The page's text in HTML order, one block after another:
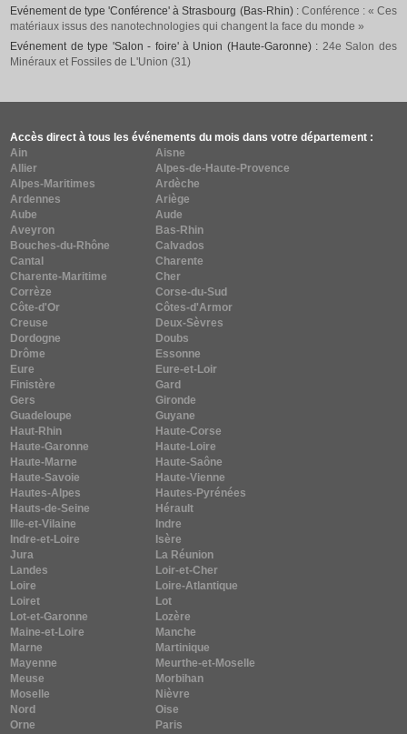
Evénement de type 'Conférence' à Strasbourg (Bas-Rhin) : Conférence : « Ces
matériaux issus des nanotechnologies qui changent la face du monde »
Evénement de type 'Salon - foire' à Union (Haute-Garonne) : 24e Salon des
Minéraux et Fossiles de L'Union (31)
Accès direct à tous les événements du mois dans votre département :
Ain
Aisne
Allier
Alpes-de-Haute-Provence
Alpes-Maritimes
Ardèche
Ardennes
Ariège
Aube
Aude
Aveyron
Bas-Rhin
Bouches-du-Rhône
Calvados
Cantal
Charente
Charente-Maritime
Cher
Corrèze
Corse-du-Sud
Côte-d'Or
Côtes-d'Armor
Creuse
Deux-Sèvres
Dordogne
Doubs
Drôme
Essonne
Eure
Eure-et-Loir
Finistère
Gard
Gers
Gironde
Guadeloupe
Guyane
Haut-Rhin
Haute-Corse
Haute-Garonne
Haute-Loire
Haute-Marne
Haute-Saône
Haute-Savoie
Haute-Vienne
Hautes-Alpes
Hautes-Pyrénées
Hauts-de-Seine
Hérault
Ille-et-Vilaine
Indre
Indre-et-Loire
Isère
Jura
La Réunion
Landes
Loir-et-Cher
Loire
Loire-Atlantique
Loiret
Lot
Lot-et-Garonne
Lozère
Maine-et-Loire
Manche
Marne
Martinique
Mayenne
Meurthe-et-Moselle
Meuse
Morbihan
Moselle
Nièvre
Nord
Oise
Orne
Paris